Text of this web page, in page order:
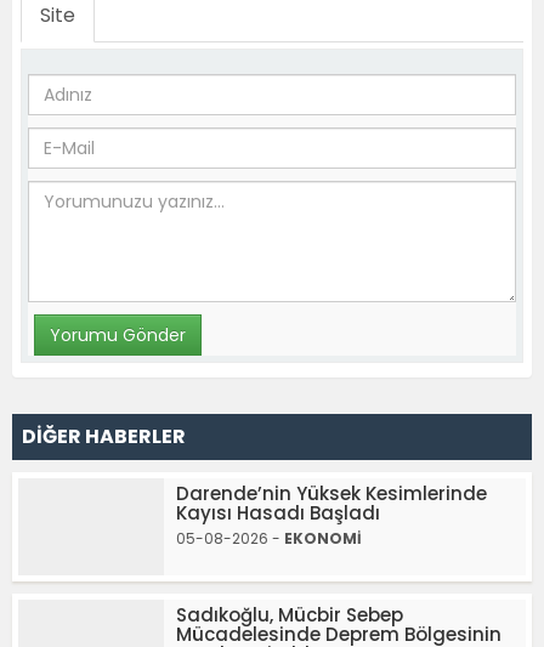
Site
DİĞER HABERLER
Darende’nin Yüksek Kesimlerinde
Kayısı Hasadı Başladı
05-08-2026 - EKONOMİ
Sadıkoğlu, Mücbir Sebep
Mücadelesinde Deprem Bölgesinin